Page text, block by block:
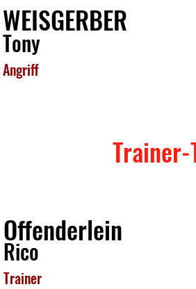
WEISGERBER
Tony
Angriff
Offenderlein
Rico
Trainer